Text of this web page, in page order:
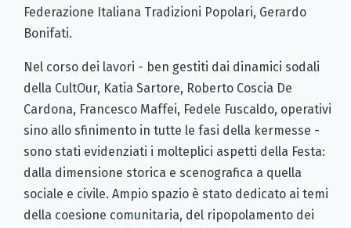
Federazione Italiana Tradizioni Popolari, Gerardo
Bonifati.
Nel corso dei lavori - ben gestiti dai dinamici sodali
della CultOur, Katia Sartore, Roberto Coscia De
Cardona, Francesco Maffei, Fedele Fuscaldo, operativi
sino allo sfinimento in tutte le fasi della kermesse -
sono stati evidenziati i molteplici aspetti della Festa:
dalla dimensione storica e scenografica a quella
sociale e civile. Ampio spazio è stato dedicato ai temi
della coesione comunitaria, del ripopolamento dei